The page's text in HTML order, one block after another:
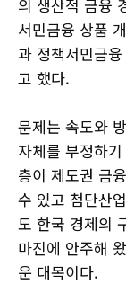
의 생산적 금융
서민금융 상품
과 정책서민금
고 했다.
문제는 속도와
자체를 부정하
층이 제도권 금
수 있고 첨단산
도 한국 경제의
마진에 안주해
운 대목이다.